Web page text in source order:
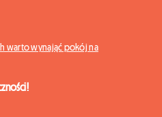
warto wynająć pokój na